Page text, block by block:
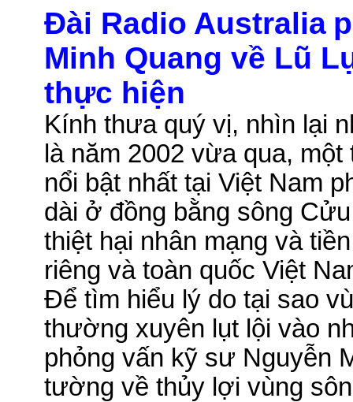
Ðài Radio Australia
Minh Quang về Lũ
thực hiện
Kính thưa quý vị, nhìn lại
là năm 2002 vừa qua,
nổi bật nhất tại Việt Nam
dài ở đồng bằng sông
thiệt hại nhân mạng và
riêng và toàn quốc Việt
Để tìm hiểu lý do tại sao
thường xuyên lụt lội vào
phỏng vấn kỹ sư Nguyễn
tường về thủy lợi vùng